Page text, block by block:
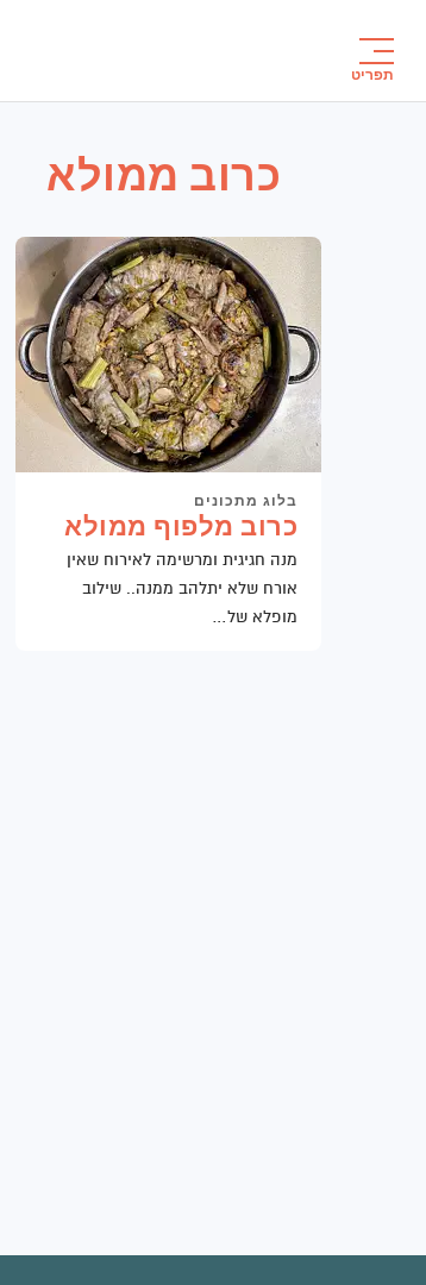
לתוכן
תפריט
כרוב ממולא
בלוג מתכונים
כרוב מלפוף ממולא
מנה חגיגית ומרשימה לאירוח שאין
אורח שלא יתלהב ממנה.. שילוב
מופלא של…